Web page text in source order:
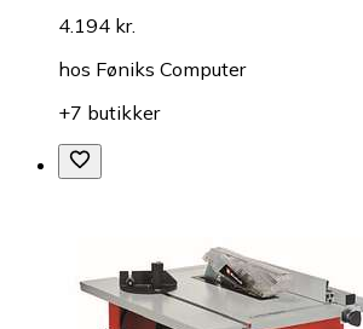
4.194 kr.
hos Føniks Computer
+7 butikker